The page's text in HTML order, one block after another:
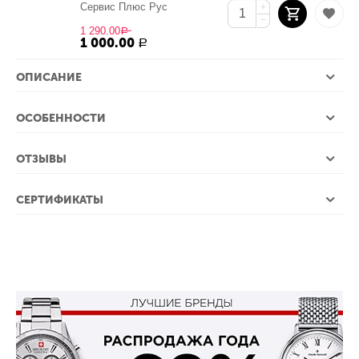
Сервис Плюс Рус
1 290.00Р
1 000.00 Р
+
−
ОПИСАНИЕ
ОСОБЕННОСТИ
ОТЗЫВЫ
СЕРТИФИКАТЫ